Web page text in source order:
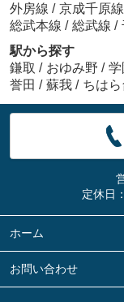
外房線 / 京成千原線
総武本線 / 総武線 /
駅から探す
鎌取 / おゆみ野 / 学
誉田 / 蘇我 / ちはら
定休日：
ホーム
お問い合わせ